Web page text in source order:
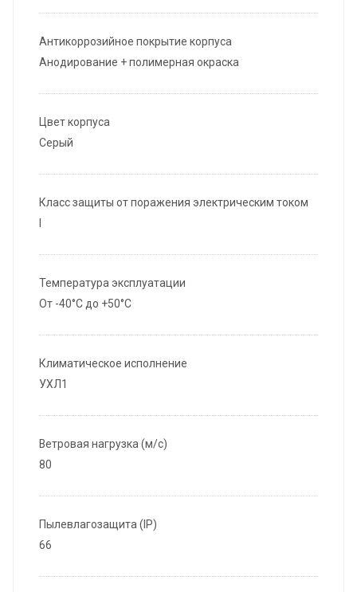
Антикоррозийное покрытие корпуса
Анодирование + полимерная окраска
Цвет корпуса
Серый
Класс защиты от поражения электрическим током
Температура эксплуатации
От -40°С до +50°С
Климатическое исполнение
УХЛ1
Ветровая нагрузка (м/с)
80
Пылевлагозащита (IP)
66